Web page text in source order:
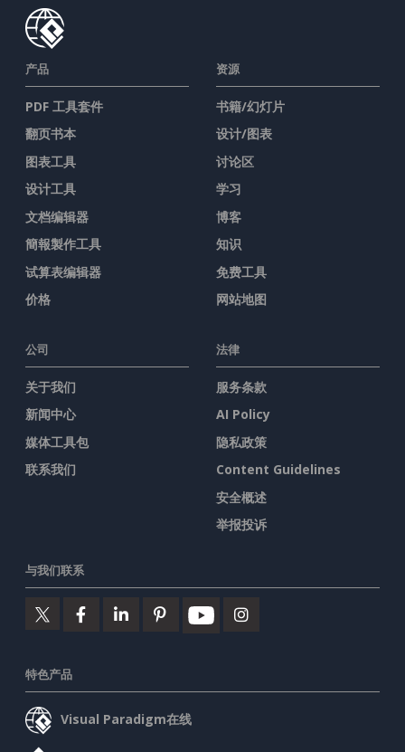
产品
PDF 工具套件
翻页书本
图表工具
设计工具
文档编辑器
簡報製作工具
试算表编辑器
价格
资源
书籍/幻灯片
设计/图表
讨论区
学习
博客
知识
免费工具
网站地图
公司
关于我们
新闻中心
媒体工具包
联系我们
法律
服务条款
AI Policy
隐私政策
Content Guidelines
安全概述
举报投诉
与我们联系
特色产品
Visual Paradigm在线